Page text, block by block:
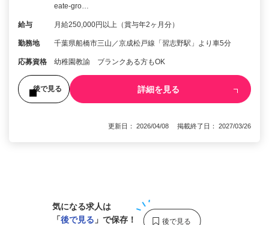
eate-gro…
給与 月給250,000円以上（賞与年2ヶ月分）
勤務地 千葉県船橋市三山／京成松戸線「習志野駅」より車5分
応募資格 幼稚園教諭 ブランクある方もOK
後で見る 詳細を見る
更新日： 2026/04/08 掲載終了日： 2027/03/26
気になる求人は
「後で見る 」で保存！